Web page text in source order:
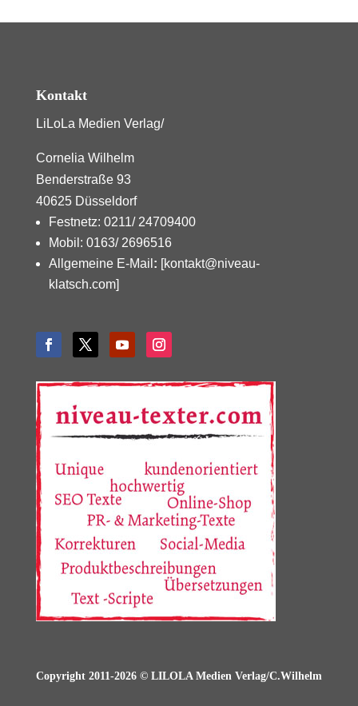
Kontakt
LiLoLa Medien Verlag/
Cornelia Wilhelm
Benderstraße 93
40625 Düsseldorf
Festnetz: 0211/ 24709400
Mobil: 0163/ 2696516
Allgemeine E-Mail : [kontakt@niveau-
klatsch.com]
Copyright 2011-2026 © LILOLA Medien Verlag/C.Wilhelm